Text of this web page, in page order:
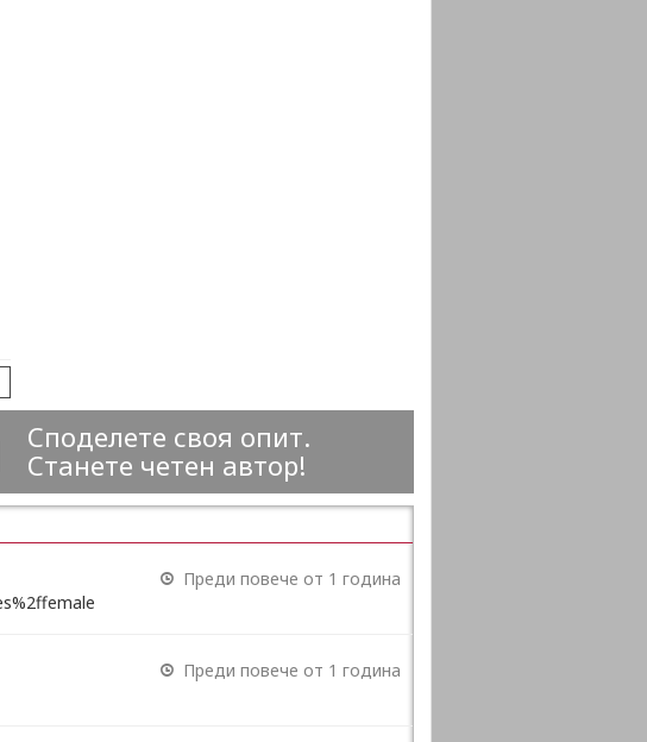
Споделете своя опит.
Станете четен автор!
Преди повече от 1 година
Преди повече от 1 година